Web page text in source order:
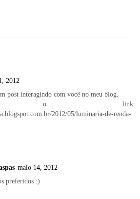
2012
post interagindo com você no meu blog.
o link:
2012/05/luminaria-de-renda-
maio 14, 2012
preferidos :)